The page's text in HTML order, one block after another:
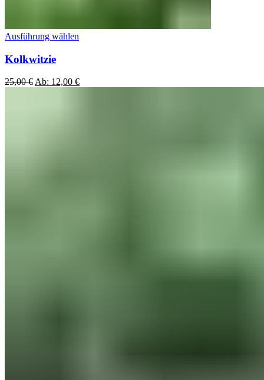
Ausführung wählen
Kolkwitzie
25,00€Ab: 12,00 €